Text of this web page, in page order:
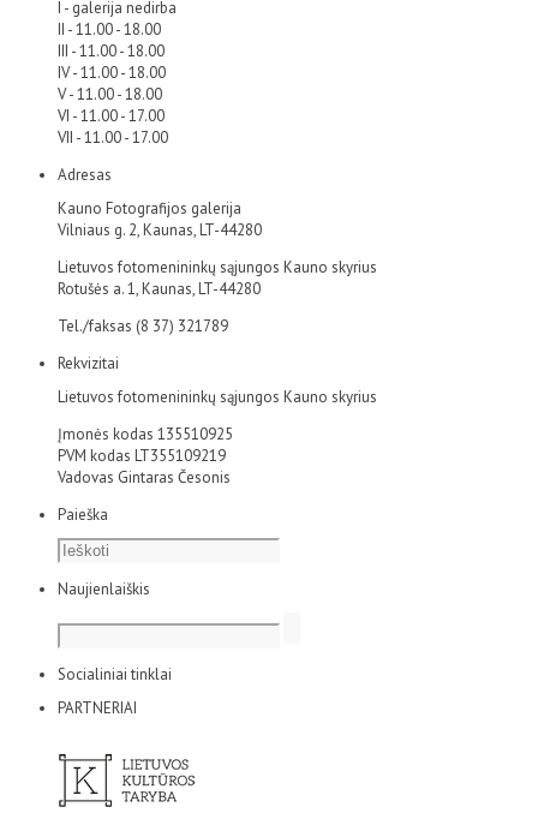
I - galerija nedirba
II - 11.00 - 18.00
III - 11.00 - 18.00
IV - 11.00 - 18.00
V - 11.00 - 18.00
VI - 11.00 - 17.00
VII - 11.00 - 17.00
Adresas
Kauno Fotografijos galerija
Vilniaus g. 2, Kaunas, LT-44280
Lietuvos fotomenininkų sąjungos Kauno skyrius
Rotušės a. 1, Kaunas, LT-44280
Tel./faksas (8 37) 321789
Rekvizitai
Lietuvos fotomenininkų sąjungos Kauno skyrius
Įmonės kodas 135510925
PVM kodas LT355109219
Vadovas Gintaras Česonis
Paieška
Naujienlaiškis
Socialiniai tinklai
PARTNERIAI